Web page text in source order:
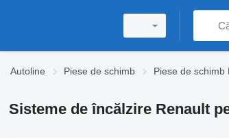
Autoline Piese de schimb Piese de schimb
Sisteme de încălzire Renault